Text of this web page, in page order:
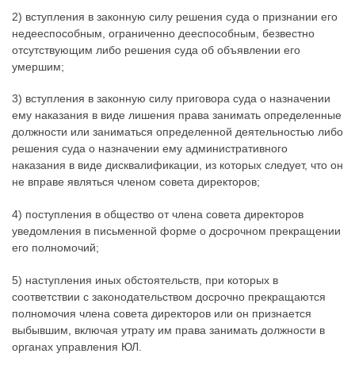
2) вступления в законную силу решения суда о признании его
недееспособным, ограниченно дееспособным, безвестно
отсутствующим либо решения суда об объявлении его
умершим;
3) вступления в законную силу приговора суда о назначении
ему наказания в виде лишения права занимать определенные
должности или заниматься определенной деятельностью либо
решения суда о назначении ему административного
наказания в виде дисквалификации, из которых следует, что он
не вправе являться членом совета директоров;
4) поступления в общество от члена совета директоров
уведомления в письменной форме о досрочном прекращении
его полномочий;
5) наступления иных обстоятельств, при которых в
соответствии с законодательством досрочно прекращаются
полномочия члена совета директоров или он признается
выбывшим, включая утрату им права занимать должности в
органах управления ЮЛ.